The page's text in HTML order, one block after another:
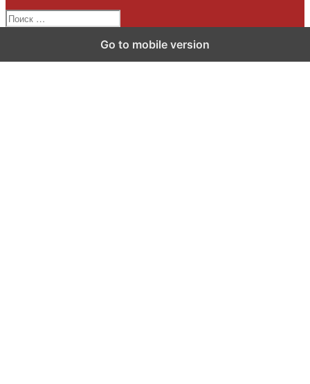
Go to mobile version